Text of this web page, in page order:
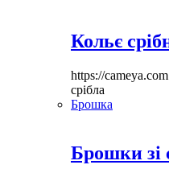
Кольє
https://
срібла
Брошка
Брошки зі